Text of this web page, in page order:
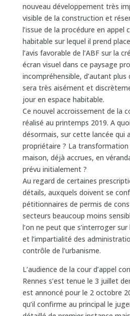
nouveau développement très
visible de la construction et
l’issue de la procédure en appel
habitable sur lequel il prend
l’avis favorable de l’ABF sur la
écran visuel dans ce paysage
incompréhensible, d’autant
sera très aisément et
jour en espace habitable.
Ce nouvel accroissement de la
réalisé au printemps 2019. A
désormais, sur cette lancée qui
propriétaire ? La transformation
maison, déjà accrues, en
prévu initialement ?
Au regard de certaines
détails, auxquels doivent se
pétitionnaires de permis de
secteurs beaucoup moins
l’on ne peut que s’interroger
et l’impartialité des
contrôle de l’urbanisme.
L’audience de la cour d’appel
Rennes s’est tenue le 3 juillet
est annoncé pour le 2 octobre
qu’il confirme au principal le